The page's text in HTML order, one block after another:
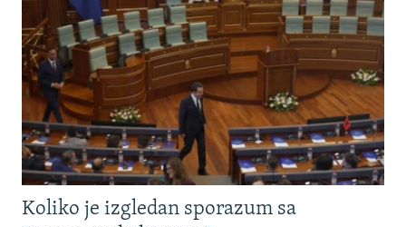
Koliko je izgledan sporazum sa